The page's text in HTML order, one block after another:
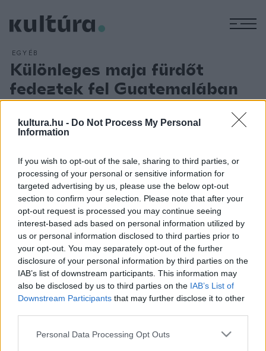
kultura.hu - Do Not Process My Personal
Information
If you wish to opt-out of the sale, sharing to third parties, or
processing of your personal or sensitive information for
targeted advertising by us, please use the below opt-out
section to confirm your selection. Please note that after your
opt-out request is processed you may continue seeing
interest-based ads based on personal information utilized by
us or personal information disclosed to third parties prior to
your opt-out. You may separately opt-out of the further
disclosure of your personal information by third parties on the
IAB’s list of downstream participants. This information may
also be disclosed by us to third parties on the IAB’s List of
Downstream Participants that may further disclose it to other
Please note that this website/app uses one or more Google
Personal Data Processing Opt Outs
EGYÉB
Különleges maja fürdőt
fedeztek fel Guatemalában
lengyel régészek
ARCHÍV2019. JANUÁR 3.
A több mint 2500 éves gőzfürdő a guatemalai Nakum ősi
templomok, piramisok és épületek, köztük paloták romjai is
megtalálhatóak ugyanabból és későbbi korszakokból. A
tudósok szerint a gőzfürdő időszámításunk előtt 700 és
300 között üzemelhetett, ezután teljesen beborította a
törmelék. Az ősi maja hitrendszer alapján a gőzfürdőknek
feltehetőleg nemcsak gyakorlati szerepük volt, hanem
rituális tevékenységekkel is összekapcsolódhattak.